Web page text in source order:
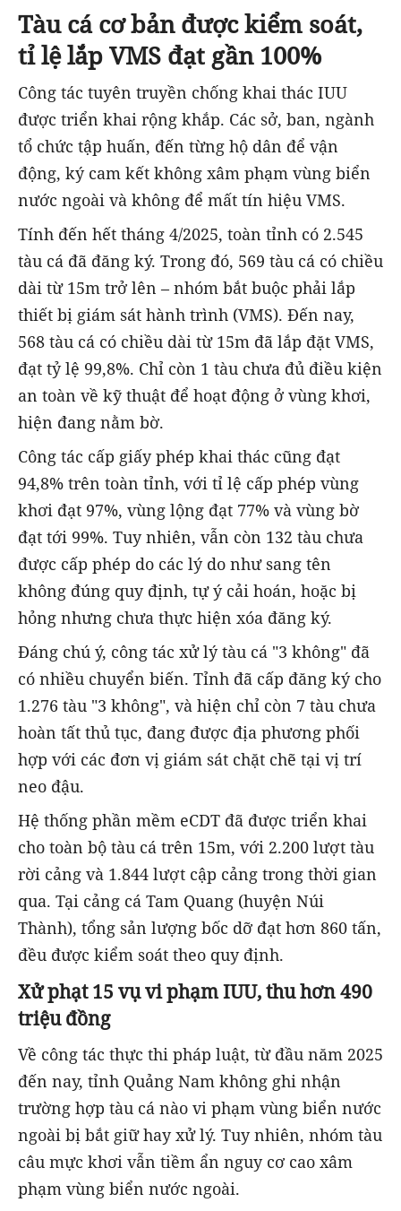
Tàu cá cơ bản được kiểm soát,
tỉ lệ lắp VMS đạt gần 100%
Công tác tuyên truyền chống khai thác IUU
được triển khai rộng khắp. Các sở, ban, ngành
tổ chức tập huấn, đến từng hộ dân để vận
động, ký cam kết không xâm phạm vùng biển
nước ngoài và không để mất tín hiệu VMS.
Tính đến hết tháng 4/2025, toàn tỉnh có 2.545
tàu cá đã đăng ký. Trong đó, 569 tàu cá có chiều
dài từ 15m trở lên – nhóm bắt buộc phải lắp
thiết bị giám sát hành trình (VMS). Đến nay,
568 tàu cá có chiều dài từ 15m đã lắp đặt VMS,
đạt tỷ lệ 99,8%. Chỉ còn 1 tàu chưa đủ điều kiện
an toàn về kỹ thuật để hoạt động ở vùng khơi,
hiện đang nằm bờ.
Công tác cấp giấy phép khai thác cũng đạt
94,8% trên toàn tỉnh, với tỉ lệ cấp phép vùng
khơi đạt 97%, vùng lộng đạt 77% và vùng bờ
đạt tới 99%. Tuy nhiên, vẫn còn 132 tàu chưa
được cấp phép do các lý do như sang tên
không đúng quy định, tự ý cải hoán, hoặc bị
hỏng nhưng chưa thực hiện xóa đăng ký.
Đáng chú ý, công tác xử lý tàu cá "3 không" đã
có nhiều chuyển biến. Tỉnh đã cấp đăng ký cho
1.276 tàu "3 không", và hiện chỉ còn 7 tàu chưa
hoàn tất thủ tục, đang được địa phương phối
hợp với các đơn vị giám sát chặt chẽ tại vị trí
neo đậu.
Hệ thống phần mềm eCDT đã được triển khai
cho toàn bộ tàu cá trên 15m, với 2.200 lượt tàu
rời cảng và 1.844 lượt cập cảng trong thời gian
qua. Tại cảng cá Tam Quang (huyện Núi
Thành), tổng sản lượng bốc dỡ đạt hơn 860 tấn,
đều được kiểm soát theo quy định.
Xử phạt 15 vụ vi phạm IUU, thu hơn 490
triệu đồng
Về công tác thực thi pháp luật, từ đầu năm 2025
đến nay, tỉnh Quảng Nam không ghi nhận
trường hợp tàu cá nào vi phạm vùng biển nước
ngoài bị bắt giữ hay xử lý. Tuy nhiên, nhóm tàu
câu mực khơi vẫn tiềm ẩn nguy cơ cao xâm
phạm vùng biển nước ngoài.